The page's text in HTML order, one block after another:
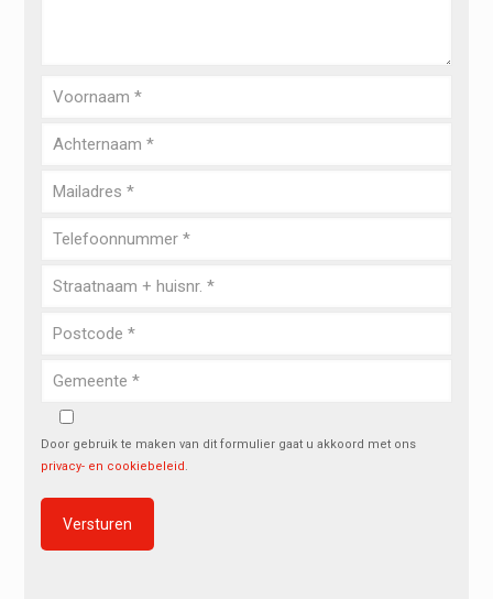
Door gebruik te maken van dit formulier gaat u akkoord met ons
privacy- en cookiebeleid .